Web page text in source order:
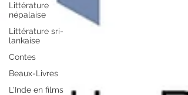
Littérature
népalaise
Littérature sri-
lankaise
Contes
Beaux-Livres
L'Inde en films